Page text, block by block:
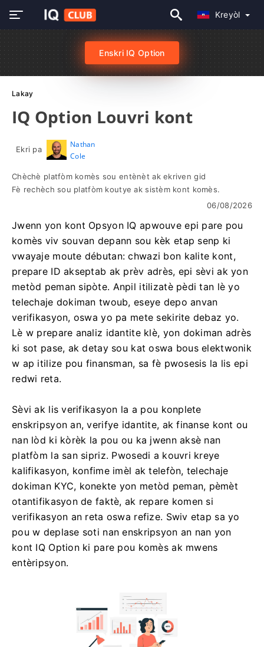
Kreyòl
Enskri IQ Option
Lakay
IQ Option Louvri kont
Ekri pa
Nathan
Cole
Chèchè platfòm komès sou entènèt ak ekriven gid
Fè rechèch sou platfòm koutye ak sistèm kont komès.
06/08/2026
Jwenn yon kont Opsyon IQ apwouve epi pare pou
komès viv souvan depann sou kèk etap senp ki
vwayaje moute débutan: chwazi bon kalite kont,
prepare ID akseptab ak prèv adrès, epi sèvi ak yon
metòd peman sipòte. Anpil itilizatè pèdi tan lè yo
telechaje dokiman twoub, eseye depo anvan
verifikasyon, oswa yo pa mete sekirite debaz yo.
Lè w prepare analiz idantite klè, yon dokiman adrès
ki sot pase, ak detay sou kat oswa bous elektwonik
w ap itilize pou finansman, sa fè pwosesis la lis epi
redwi reta.
Sèvi ak lis verifikasyon la a pou konplete
enskripsyon an, verifye idantite, ak finanse kont ou
nan lòd ki kòrèk la pou ou ka jwenn aksè nan
platfòm la san sipriz. Pwosedi a kouvri kreye
kalifikasyon, konfime imèl ak telefòn, telechaje
dokiman KYC, konekte yon metòd peman, pèmèt
otantifikasyon de faktè, ak repare komen si
verifikasyon an reta oswa refize. Swiv etap sa yo
pou w deplase soti nan enskripsyon an nan yon
kont IQ Option ki pare pou komès ak mwens
entèripsyon.